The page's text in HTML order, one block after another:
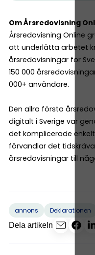
Om Årsredovisning
Årsredovisning Online
att underlätta arbetet
årsredovisningar för
150 000
000+ användare.
Den allra första
digitalt i Sverige var
det komplicerade
förvandlar det
årsredovisningar till
annons Deklarationen
Dela artikeln